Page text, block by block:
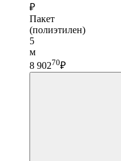
₽
Пакет
(полиэтилен)
5
м
8 90270₽